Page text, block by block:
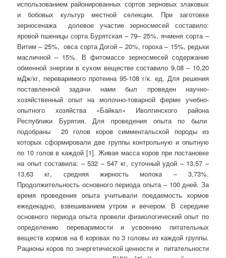
использованием районированных сортов зерновых злаковых
и бобовых культур местной селекции. При заготовке
зерносенажа долевое участие зерносмесей составило:
яровой пшеницы сорта Бурятская – 79– 25%, ячменя сорта –
Витим – 25%, овса сорта Догой – 20%, гороха – 15%, редьки
масличной – 15%. В фитомассе зерносмесей содержание
обменной энергии в сухом веществе составило 9,08 – 10,20
мДж/кг, переваримого протеина 95-108 г/к. ед. Для решения
поставленной задачи нами был проведен научно-
хозяйственный опыт на молочно-товарной ферме учебно-
опытного хозяйства «Байкал» Иволгинского района
Республики Бурятия. Для проведения опыта по были
подобраны 20 голов коров симментальской породы из
которых сформировали две группы контрольную и опытную
по 10 голов в каждой [1]. Живая масса коров при постановке
на опыт составила: – 532 – 547 кг, суточный удой – 13,57 –
13,63 кг, средняя жирность молока – 3,73%.
Продолжительность основного периода опыта – 100 дней. За
время проведения опыта учитывали поедаемость кормов
ежедекадно, взвешиванием утром и вечером. В середине
основного периода опыта провели физиологический опыт по
определению переваримости и усвоению питательных
веществ кормов на 6 коровах по 3 головы из каждой группы.
Рационы коров по энергетической ценности и питательности